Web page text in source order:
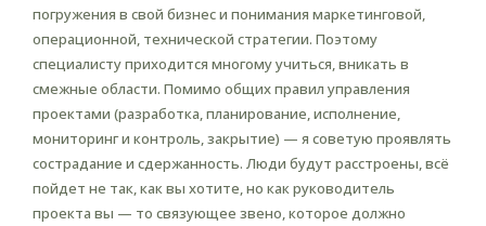
погружения в свой бизнес и понимания маркетинговой,
операционной, технической стратегии. Поэтому
специалисту приходится многому учиться, вникать в
смежные области. Помимо общих правил управления
проектами (разработка, планирование, исполнение,
мониторинг и контроль, закрытие) — я советую проявлять
сострадание и сдержанность. Люди будут расстроены, всё
пойдет не так, как вы хотите, но как руководитель
проекта вы — то связующее звено, которое должно